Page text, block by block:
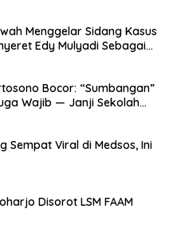
Menggelar Sidang Kasus
Edy Mulyadi Sebagai
Bocor: “Sumbangan”
Wajib — Janji Sekolah
Sempat Viral di Medsos, Ini
Disorot LSM FAAM